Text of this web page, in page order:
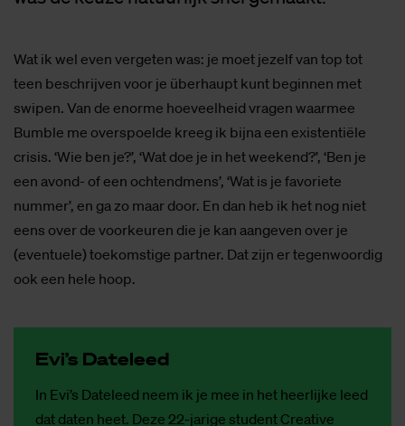
Wat ik wel even vergeten was: je moet jezelf van top tot
teen beschrijven voor je überhaupt kunt beginnen met
swipen. Van de enorme hoeveelheid vragen waarmee
Bumble me overspoelde kreeg ik bijna een existentiële
crisis. ‘Wie ben je?’, ‘Wat doe je in het weekend?’, ‘Ben je
een avond- of een ochtendmens’, ‘Wat is je favoriete
nummer’, en ga zo maar door. En dan heb ik het nog niet
eens over de voorkeuren die je kan aangeven over je
(eventuele) toekomstige partner. Dat zijn er tegenwoordig
ook een hele hoop.
Evi’s Da­te­leed
In Evi’s Dateleed neem ik je mee in het heerlijke leed
dat daten heet. Deze 22-jarige student Creative